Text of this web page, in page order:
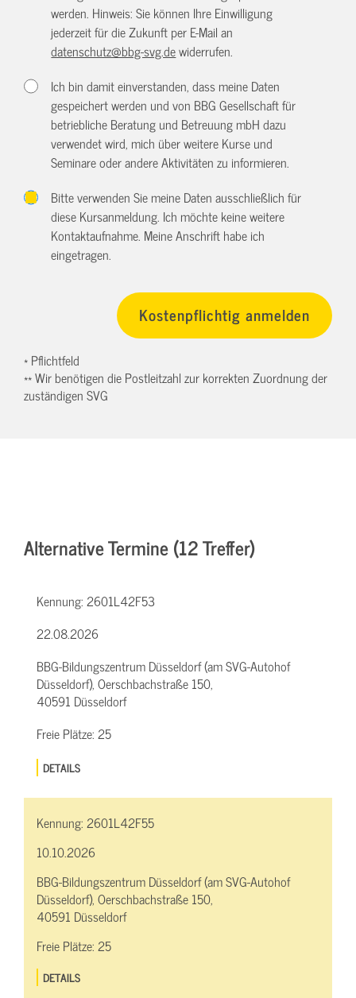
werden. Hinweis: Sie können Ihre Einwilligung
jederzeit für die Zukunft per E-Mail an
datenschutz@bbg-svg.dewiderrufen.
Ich bin damit einverstanden, dass meine Daten
gespeichert werden und von BBG Gesellschaft für
betriebliche Beratung und Betreuung mbH dazu
verwendet wird, mich über weitere Kurse und
Seminare oder andere Aktivitäten zu informieren.
Bitte verwenden Sie meine Daten ausschließlich für
diese Kursanmeldung. Ich möchte keine weitere
Kontaktaufnahme. Meine Anschrift habe ich
eingetragen.
* Pflichtfeld
** Wir benötigen die Postleitzahl zur korrekten Zuordnung der
zuständigen SVG
Alternative Termine (12 Treffer)
Kennung:2601L42F53
22.08.2026
BBG-Bildungszentrum Düsseldorf (am SVG-Autohof
Düsseldorf), Oerschbachstraße 150,
40591 Düsseldorf
Freie Plätze:25
DETAILS
Kennung:2601L42F55
10.10.2026
BBG-Bildungszentrum Düsseldorf (am SVG-Autohof
Düsseldorf), Oerschbachstraße 150,
40591 Düsseldorf
Freie Plätze:25
DETAILS